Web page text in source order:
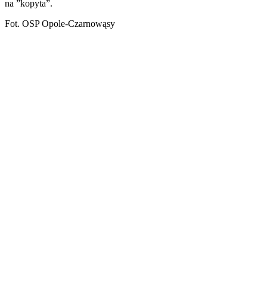
na ”kopyta”.
Fot. OSP Opole-Czarnowąsy